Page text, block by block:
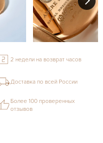
2 недели на возврат часов
Доставка по всей России
Более 100 проверенных
отзывов